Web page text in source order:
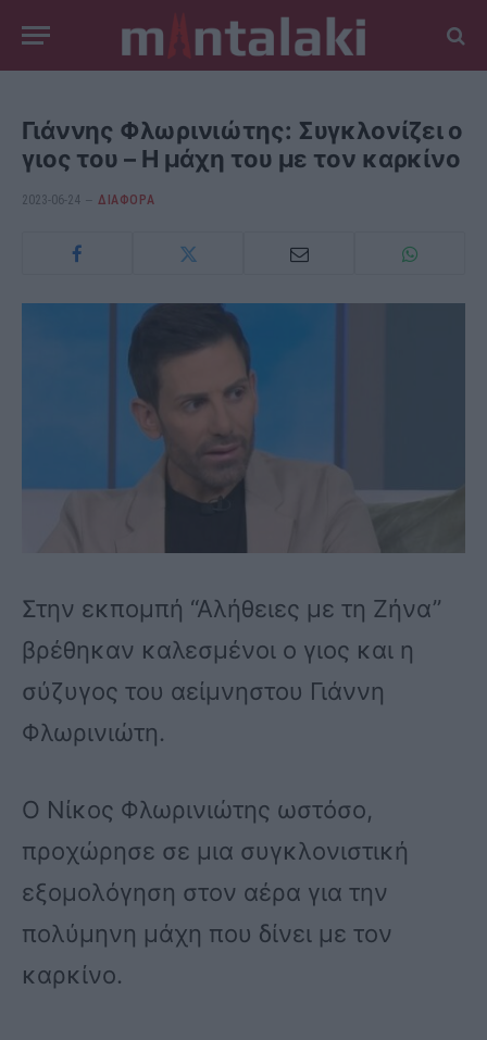
Γιάννης Φλωρινιώτης: Συγκλονίζει ο
γιος του – Η μάχη του με τον καρκίνο
2023-06-24 ΔΙΆΦΟΡΑ
Στην εκπομπή “Αλήθειες με τη Ζήνα”
βρέθηκαν καλεσμένοι ο γιος και η
σύζυγος του αείμνηστου Γιάννη
Φλωρινιώτη.
Ο Νίκος Φλωρινιώτης ωστόσο,
προχώρησε σε μια συγκλονιστική
εξομολόγηση στον αέρα για την
πολύμηνη μάχη που δίνει με τον
καρκίνο.